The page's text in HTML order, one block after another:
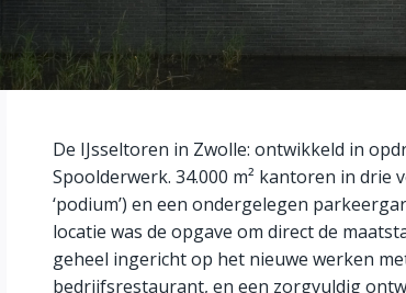
De IJsseltoren in Zwolle: ontwikkeld in
Spoolderwerk. 34.000 m² kantoren in drie
‘podium’) en een ondergelegen
locatie was de opgave om direct de
geheel ingericht op het nieuwe werken
bedrijfsrestaurant, en een zorgvuldig